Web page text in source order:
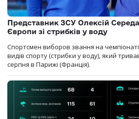
Представник ЗСУ Олексій
Європи зі стрибків у воду
Спортсмен виборов звання на
видів спорту (стрибки у воду), який
серпня в Парижі (Франція).